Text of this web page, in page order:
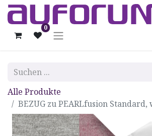
0
Alle Produkte
BEZUG zu PEARLfusion Standard,